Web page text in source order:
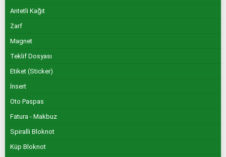
Antetli Kağıt
Zarf
Magnet
Teklif Dosyası
Etiket (Sticker)
İnsert
Oto Paspas
Fatura - Makbuz
Spiralli Bloknot
Küp Bloknot